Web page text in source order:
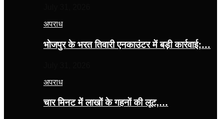
अपराध
भोजपुर के भरत तिवारी एनकाउंटर में बड़ी कार्रवाई;…
अपराध
चार मिनट में लाखों के गहनों की लूट,…